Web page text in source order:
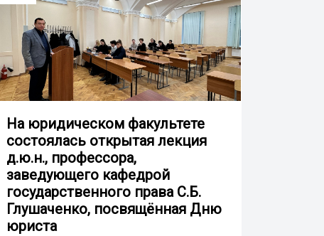
На юридическом факультете
состоялась открытая лекция
д.ю.н., профессора,
заведующего кафедрой
государственного права С.Б.
Глушаченко, посвящённая Дню
юриста